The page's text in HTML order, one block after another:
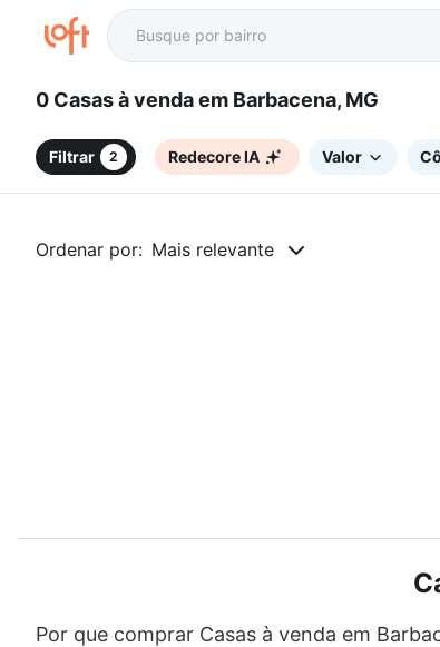
0 Casas à venda em Barbacena, MG
Filtrar 2 Redecore IA Valor
Ordenar por: Mais relevante
Por que comprar Casas à venda em